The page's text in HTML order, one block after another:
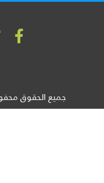
جميع الحقوق محفوظة © 2026 مستشفى